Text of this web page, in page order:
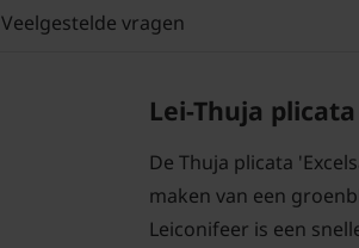
Veelgestelde vragen
Lei-Thuja
De Thuja plicata
maken van een
Leiconifeer is een